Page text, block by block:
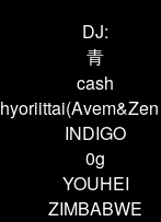
DJ:
青
cash
INDIGO
0g
YOUHEI
ZIMBABWE